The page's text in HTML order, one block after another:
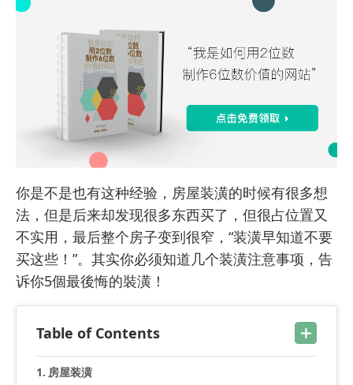
你是不是也有这种经验，房屋装潢的时候有很多想
法，但是后来却发现很多东西买了，但很占位置又
不实用，最后整个房子变到很窄，“装潢早知道不要
买这些！”。其实你必须知道几个装潢注意事项，告
诉你5個最後悔的裝潢！
Table of Contents
房屋装潢